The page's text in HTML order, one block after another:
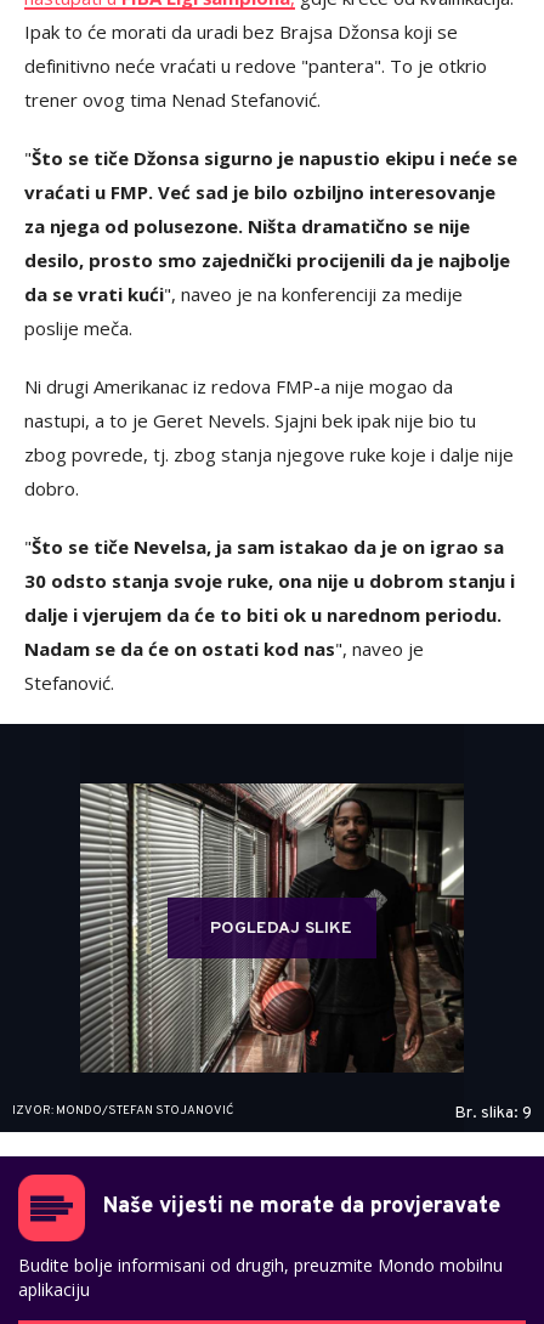
Ipak to će morati da uradi bez Brajsa Džonsa koji se
definitivno neće vraćati u redove "pantera". To je otkrio
trener ovog tima Nenad Stefanović.
"Što se tiče Džonsa sigurno je napustio ekipu i neće se
vraćati u FMP. Već sad je bilo ozbiljno interesovanje
za njega od polusezone. Ništa dramatično se nije
desilo, prosto smo zajednički procijenili da je najbolje
da se vrati kući", naveo je na konferenciji za medije
poslije meča.
Ni drugi Amerikanac iz redova FMP-a nije mogao da
nastupi, a to je Geret Nevels. Sjajni bek ipak nije bio tu
zbog povrede, tj. zbog stanja njegove ruke koje i dalje nije
dobro.
"Što se tiče Nevelsa, ja sam istakao da je on igrao sa
30 odsto stanja svoje ruke, ona nije u dobrom stanju i
dalje i vjerujem da će to biti ok u narednom periodu.
Nadam se da će on ostati kod nas", naveo je
Stefanović.
POGLEDAJ SLIKE
IZVOR: MONDO/STEFAN STOJANOVIĆ Br. slika: 9
Naše vijesti ne morate da provjeravate
Budite bolje informisani od drugih, preuzmite Mondo mobilnu
aplikaciju